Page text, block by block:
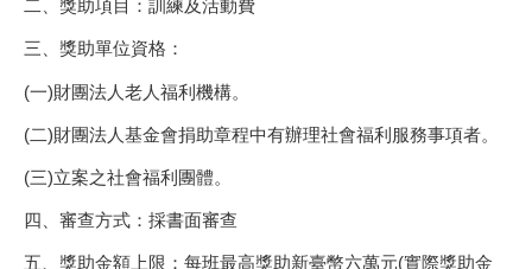
二、獎助項目：訓練及活動費
三、獎助單位資格：
(一)財團法人老人福利機構。
(二)財團法人基金會捐助章程中有辦理社會福利服務事項者。
(三)立案之社會福利團體。
四、審查方式：採書面審查
五、獎助金額上限：每班最高獎助新臺幣六萬元(實際獎助金